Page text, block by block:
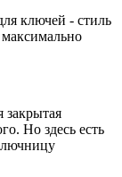
ключей - стиль
закрытая
Но здесь есть